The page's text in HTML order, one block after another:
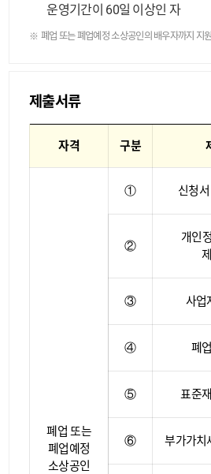
운영기간이 60일 이상인 자
폐업 또는 폐업예정 소상공인의 배우자까지 지
제출서류
자격 구분
폐업 또는
폐업예정
소상공인
① 신청
②
개인
③ 사업
④
폐
⑤ 표준
⑥
부가가치